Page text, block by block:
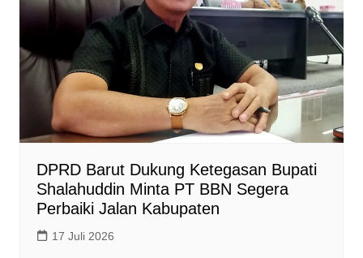
DPRD Barut Dukung Ketegasan Bupati
Shalahuddin Minta PT BBN Segera
Perbaiki Jalan Kabupaten
17 Juli 2026